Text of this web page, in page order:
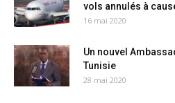
vols annulés à
16 mai 2020
Un nouvel
Tunisie
28 mai 2020